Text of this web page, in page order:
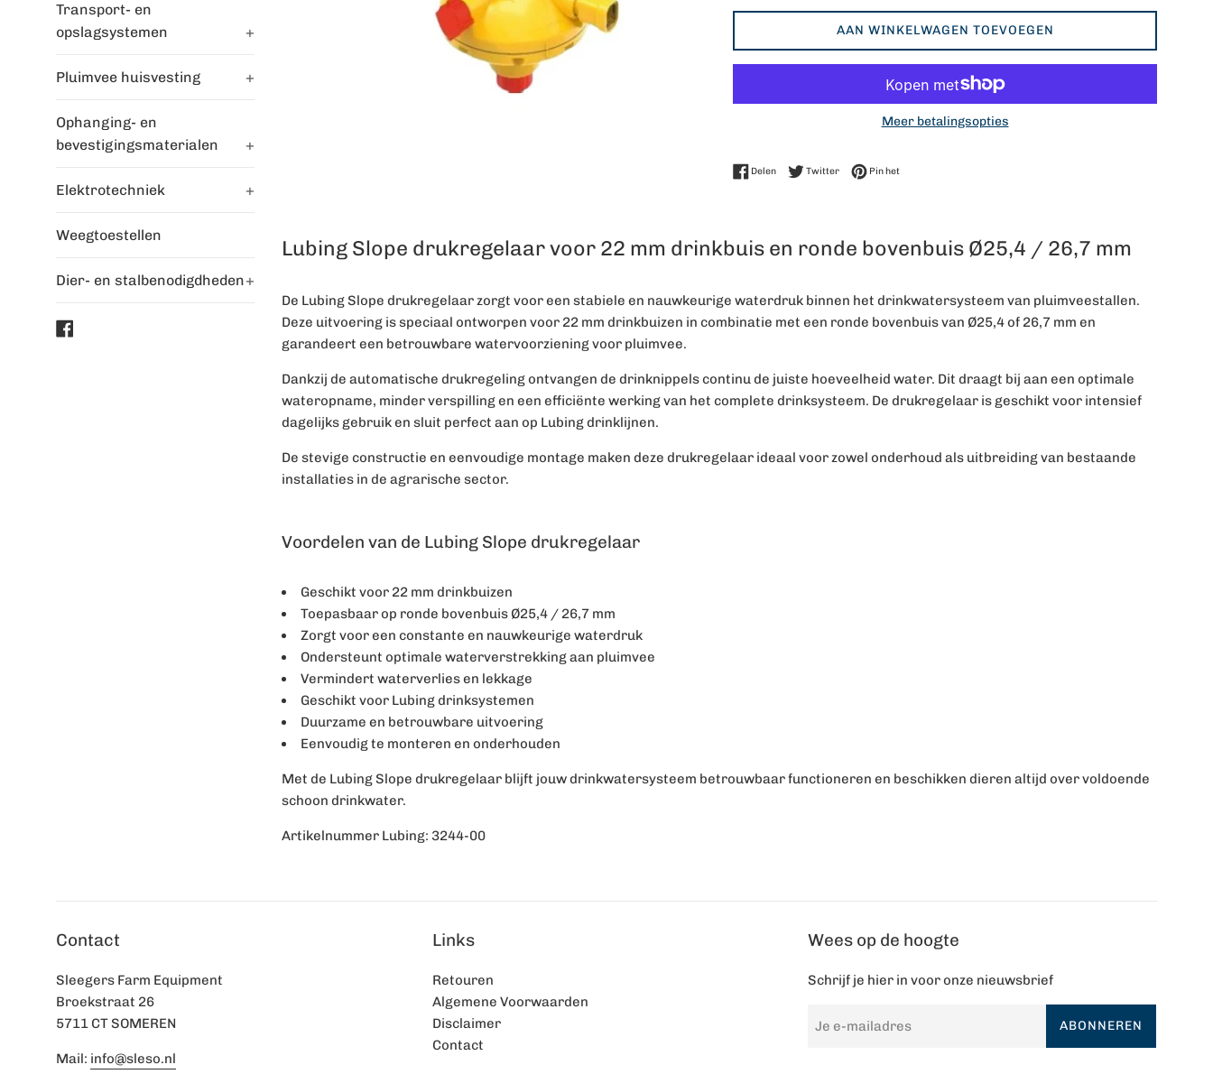
Transport- en
opslagsystemen
+
Pluimvee huisvesting +
Ophanging- en
bevestigingsmaterialen
+
Elektrotechniek +
Weegtoestellen
Dier- en stalbenodigdheden+
AAN WINKELWAGEN TOEVOEGEN
Meer betalingsopties
DelenDelen op Facebook
TwitterTwitteren op Twitter
Pin hetPinnen op Pinterest
Lubing Slope drukregelaar voor 22 mm drinkbuis en ronde bovenbuis Ø25,4 / 26,7 mm
De Lubing Slope drukregelaar zorgt voor een stabiele en nauwkeurige waterdruk binnen het drinkwatersysteem van pluimveestallen.
Deze uitvoering is speciaal ontworpen voor 22 mm drinkbuizen in combinatie met een ronde bovenbuis van Ø25,4 of 26,7 mm en
garandeert een betrouwbare watervoorziening voor pluimvee.
Dankzij de automatische drukregeling ontvangen de drinknippels continu de juiste hoeveelheid water. Dit draagt bij aan een optimale
wateropname, minder verspilling en een efficiënte werking van het complete drinksysteem. De drukregelaar is geschikt voor intensief
dagelijks gebruik en sluit perfect aan op Lubing drinklijnen.
De stevige constructie en eenvoudige montage maken deze drukregelaar ideaal voor zowel onderhoud als uitbreiding van bestaande
installaties in de agrarische sector.
Voordelen van de Lubing Slope drukregelaar
Geschikt voor 22 mm drinkbuizen
Toepasbaar op ronde bovenbuis Ø25,4 / 26,7 mm
Zorgt voor een constante en nauwkeurige waterdruk
Ondersteunt optimale waterverstrekking aan pluimvee
Vermindert waterverlies en lekkage
Geschikt voor Lubing drinksystemen
Duurzame en betrouwbare uitvoering
Eenvoudig te monteren en onderhouden
Met de Lubing Slope drukregelaar blijft jouw drinkwatersysteem betrouwbaar functioneren en beschikken dieren altijd over voldoende
schoon drinkwater.
Artikelnummer Lubing: 3244-00
Contact
Sleegers Farm Equipment
Broekstraat 26
5711 CT SOMEREN
Mail: info@sleso.nl
Links
Retouren
Algemene Voorwaarden
Disclaimer
Contact
Wees op de hoogte
Schrijf je hier in voor onze nieuwsbrief
ABONNEREN